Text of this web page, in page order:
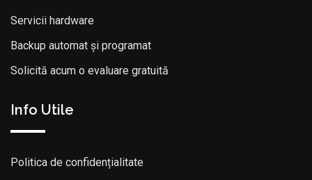
Servicii hardware
Backup automat și programat
Solicită acum o evaluare gratuită
Info Utile
Politica de confidențialitate